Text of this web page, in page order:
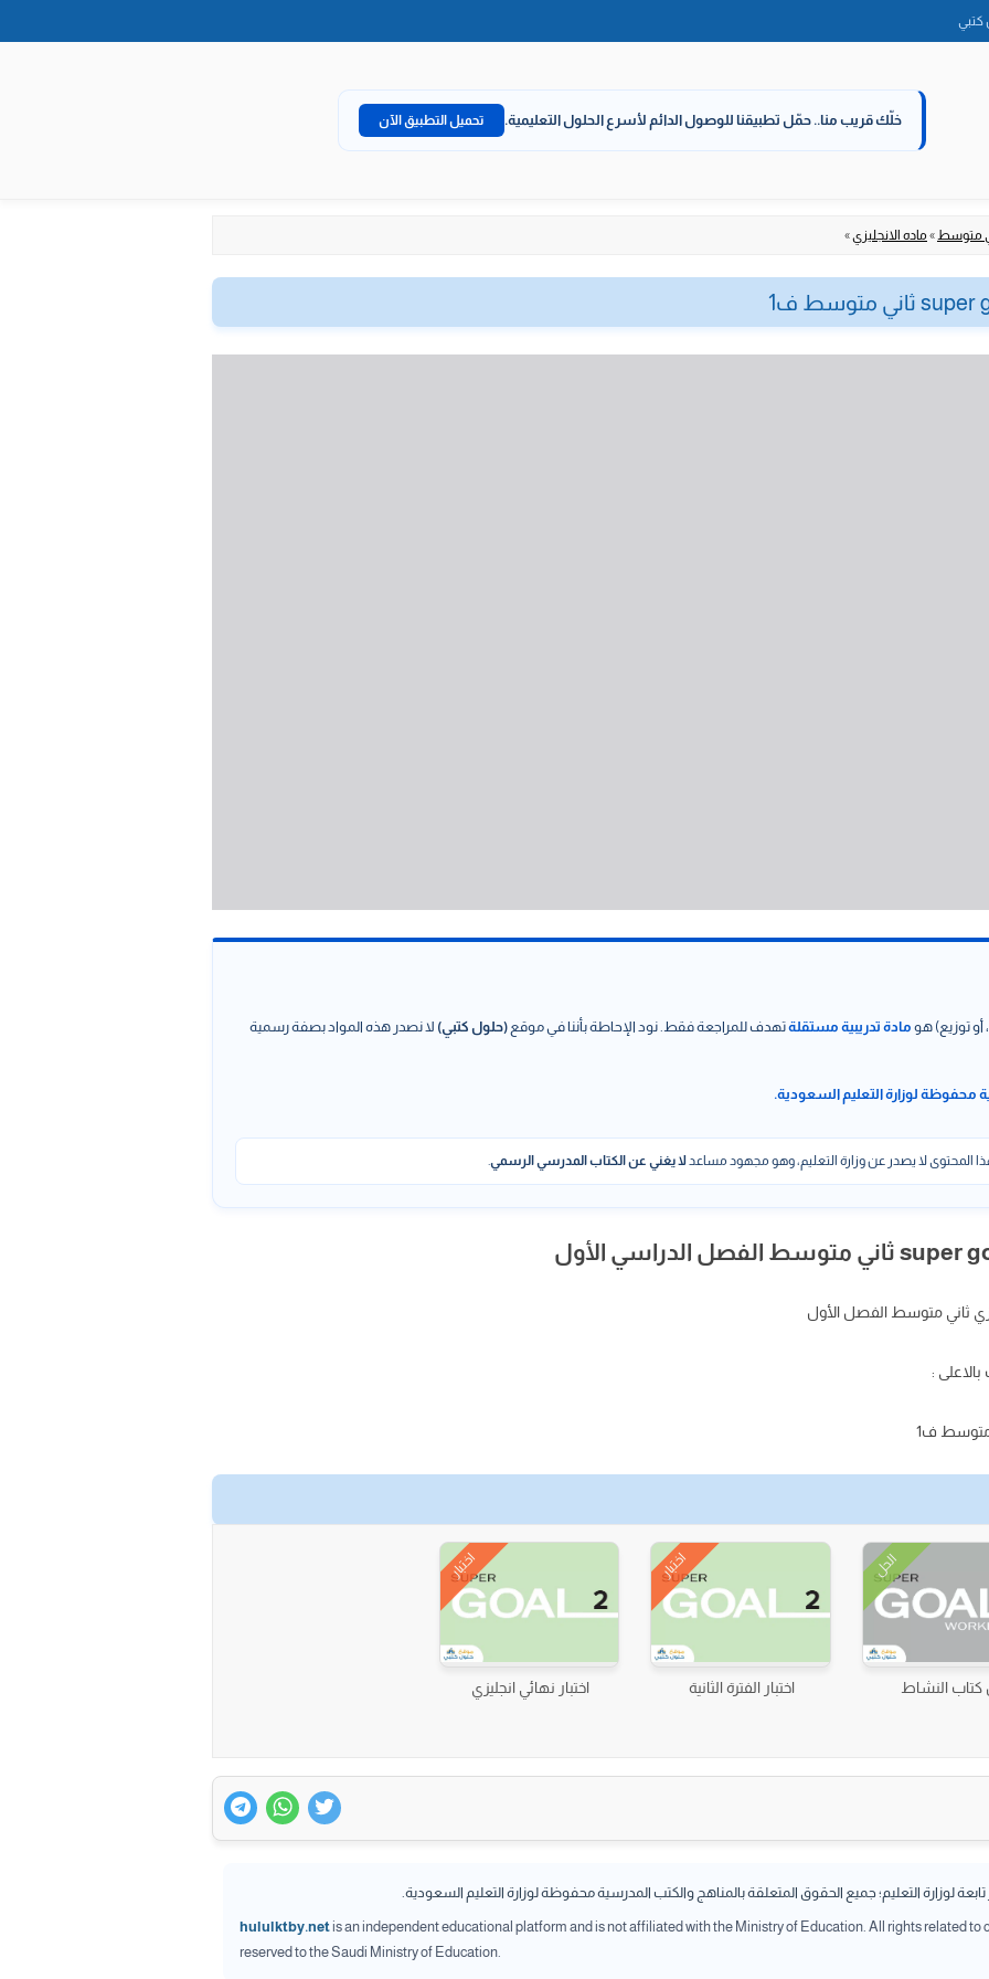
كتبي
خلّك قريب منا.. حمّل تطبيقنا للوصول الدائم لأسرع الحلول التعليمية. تحميل التطبيق الآن
متوسط» ماده الانجليزي»
أو توزيع) هو مادة تدريبية مستقلةتهدف للمراجعة فقط. نود الإحاطة بأننا في موقع (حلول كتبي) لا نصدر هذه المواد بصفة رسمية
محفوظة لوزارة التعليم السعودية.
المحتوى لا يصدر عن وزارة التعليم، وهو مجهود مساعدلا يغني عن الكتاب المدرسي الرسمي.
:
الحل
النشاط
اختبار
اختبار الفترة الثانية
اختبار
اختبار نهائي انجليزي
لوزارة التعليم؛ جميع الحقوق المتعلقة بالمناهج والكتب المدرسية محفوظة لوزارة التعليم السعودية.
hululktby.netis an independent educational platform and is not affiliated with the Ministry of Education. All rights related to
reserved to the Saudi Ministry of Education.